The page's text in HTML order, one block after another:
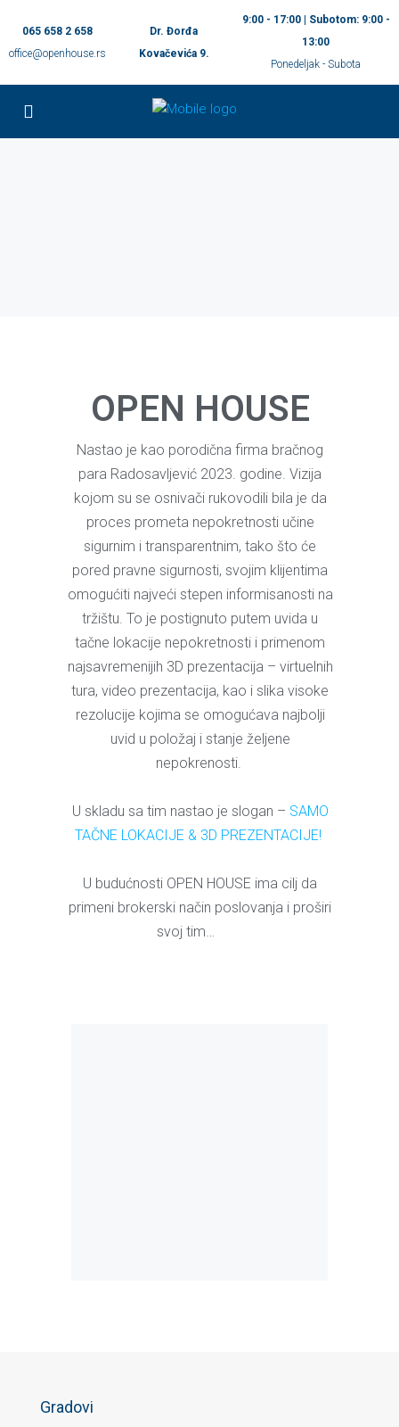
065 658 2 658
office@openhouse.rs
Dr. Đorđa
Kovačevića 9.
9:00 - 17:00 | Subotom: 9:00 -
13:00
Ponedeljak - Subota
OPEN HOUSE
Nastao je kao porodična firma bračnog
para Radosavljević 2023. godine. Vizija
kojom su se osnivači rukovodili bila je da
proces prometa nepokretnosti učine
sigurnim i transparentnim, tako što će
pored pravne sigurnosti, svojim klijentima
omogućiti najveći stepen informisanosti na
tržištu. To je postignuto putem uvida u
tačne lokacije nepokretnosti i primenom
najsavremenijih 3D prezentacija – virtuelnih
tura, video prezentacija, kao i slika visoke
rezolucije kojima se omogućava najbolji
uvid u položaj i stanje željene
nepokrenosti.
U skladu sa tim nastao je slogan – SAMO
TAČNE LOKACIJE & 3D PREZENTACIJE!
U budućnosti OPEN HOUSE ima cilj da
primeni brokerski način poslovanja i proširi
Gradovi